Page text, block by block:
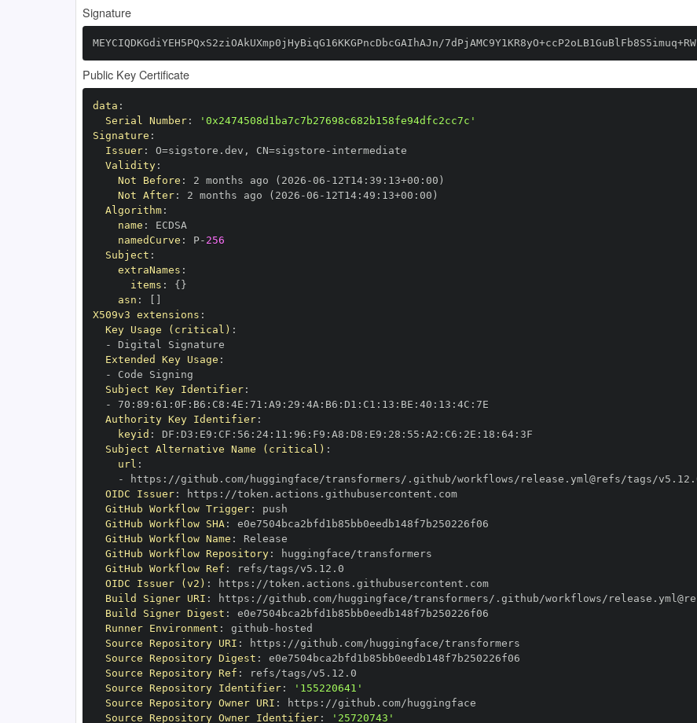
Signature
MEYCIQDKGdiYEH5PQxS2ziOAkUXmp0jHyBiqG16KKGPncDbcGAIhAJn/7dPjAMC9Y1KR8yO+ccP2oLB1GuBlFb8S5imuq+RW
Public Key Certificate
data :
Serial Number:
'0x2474508d1ba7c7b27698c682b158fe94dfc2cc7c'
Signature :
Issuer: O=sigstore.dev , CN=sigstore -
Validity:
Not Before : 2 months ago (2026 -06 - 12T14: 39 : 13+00 :
Not After: 2 months ago (2026 -06 - 12T14: 49 : 13+00 :
Algorithm:
name :
namedCurve : P- 256
Subject :
extraNames :
items : { }
asn :
X509v3 extensions :
Key Usage (critical) :
-
Extended Key Usage :
-
Subject Key Identifier:
-
70 : 89 : 61 : 0F : B6 : C8 : 4E : 71 : A9 : 29 : 4A : B6 : D1 : C1 : 13 : BE : 40 : 13 : 4C :
Authority Key Identifier:
keyid : DF : D3 : E9 : CF : 56 : 24: 11 : 96 : F9 : A8 : D8 : E9 : 28 : 55 : A2 : C6 : 2E : 18 : 64:
Subject Alternative Name (critical) :
url :
-
https :
OIDC Issuer: https :
//token.actions.githubusercontent.com
GitHub Workflow Trigger:
GitHub Workflow SHA:
GitHub Workflow Name :
GitHub Workflow Repository:
GitHub Workflow Ref :
OIDC Issuer (v2) : https :
//token.actions.githubusercontent.com
Build Signer URI : https :
Build Signer Digest :
Runner Environment : github -
Source Repository URI : https :
Source Repository Digest :
Source Repository Ref :
Source Repository Identifier:
'155220641'
Source Repository Owner URI : https :
Source Repository Owner Identifier: '25720743'